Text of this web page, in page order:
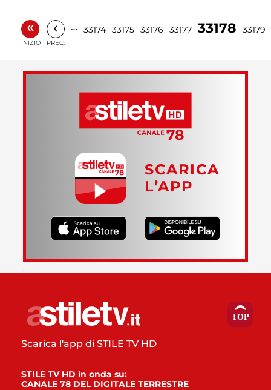
«
INIZIO
‹
PREC.
… 33174 33175 33176 33177 33178 33179
SCARICA
L’APP
Scarica l'app di STILE TV HD
STILE TV HD in onda su:
CANALE 78 DEL DIGITALE TERRESTRE